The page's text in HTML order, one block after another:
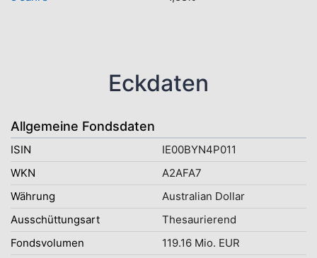
Eckdaten
Allgemeine Fondsdaten
ISIN
IE00BYN4P011
WKN
A2AFA7
Währung
Australian Dollar
Ausschüttungsart
Thesaurierend
Fondsvolumen
119.16 Mio. EUR